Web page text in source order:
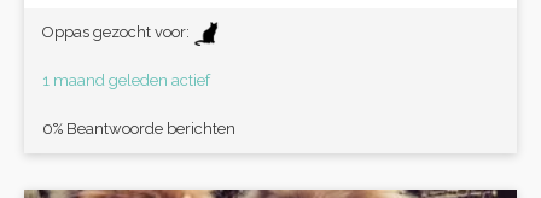
Oppas gezocht voor:
1 maand geleden actief
0% Beantwoorde berichten